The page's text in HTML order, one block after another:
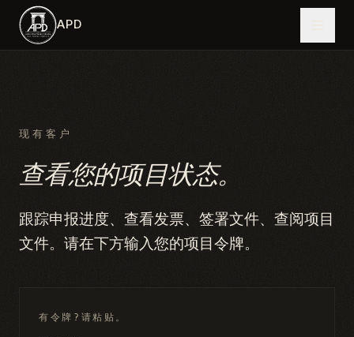
跳到主内容
APD
现有客户
查看您的项目状态。
跟踪申报进度、查看发票、签署文件、查阅项目
文件。请在下方输入您的项目令牌。
有令牌?请粘贴。